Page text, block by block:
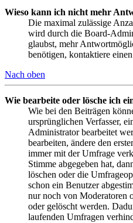
Wieso kann ich nicht mehr
Die maximal zulässige
wird durch die Board-
glaubst, mehr
benötigen, kontaktiere
Nach oben
Wie bearbeite oder lösche ich
Wie bei den Beiträgen
ursprünglichen Verfasser,
Administrator bearbeitet
bearbeiten, ändere den
immer mit der Umfrage
Stimme abgegeben hat,
löschen oder die
schon ein Benutzer
nur noch von Moderatoren
oder gelöscht werden.
laufenden Umfragen